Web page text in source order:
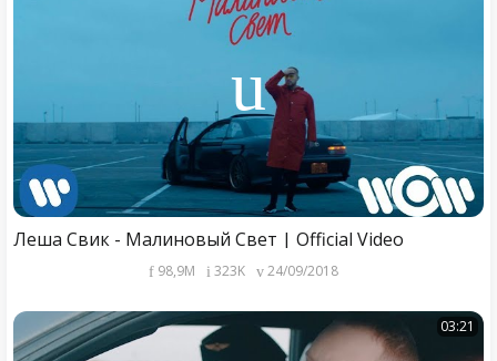
Леша Свик - Малиновый Свет | Official Video
98,9M 323K 24/09/2018
03:21